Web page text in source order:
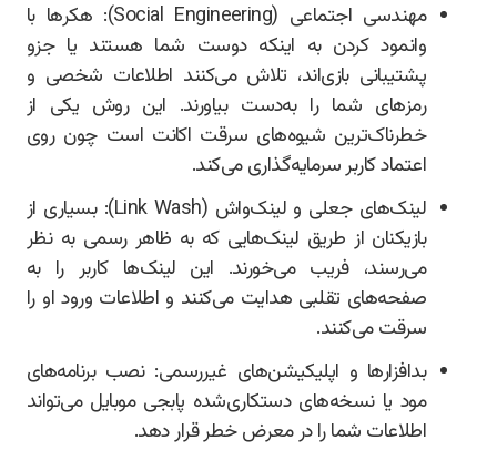
مهندسی اجتماعی (Social Engineering): هکرها با
وانمود کردن به اینکه دوست شما هستند یا جزو
پشتیبانی بازی‌اند، تلاش می‌کنند اطلاعات شخصی و
رمزهای شما را به‌دست بیاورند. این روش یکی از
خطرناک‌ترین شیوه‌های سرقت اکانت است چون روی
اعتماد کاربر سرمایه‌گذاری می‌کند.
لینک‌های جعلی و لینک‌واش (Link Wash): بسیاری از
بازیکنان از طریق لینک‌هایی که به ظاهر رسمی به نظر
می‌رسند، فریب می‌خورند. این لینک‌ها کاربر را به
صفحه‌های تقلبی هدایت می‌کنند و اطلاعات ورود او را
سرقت می‌کنند.
بدافزارها و اپلیکیشن‌های غیررسمی: نصب برنامه‌های
مود یا نسخه‌های دستکاری‌شده پابجی موبایل می‌تواند
اطلاعات شما را در معرض خطر قرار دهد.